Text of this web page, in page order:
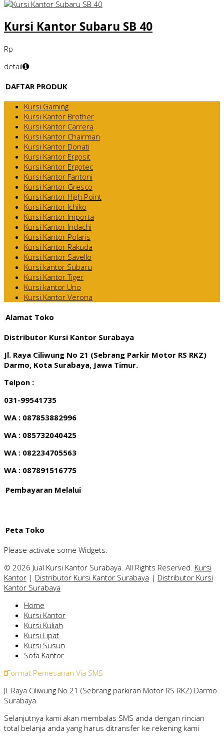
Kursi Kantor Subaru SB 40
Rp
detail
DAFTAR PRODUK
Kursi Gaming
Kursi Kantor Brother
Kursi Kantor Carrera
Kursi Kantor Chairman
Kursi Kantor Donati
Kursi Kantor Ergosit
Kursi Kantor Ergotec
Kursi Kantor Fantoni
Kursi Kantor Gresco
Kursi Kantor High Point
Kursi Kantor Ichiko
Kursi Kantor Importa
Kursi Kantor Indachi
Kursi Kantor Polaris
Kursi Kantor Rakuda
Kursi Kantor Savello
Kursi kantor Subaru
Kursi Kantor Tiger
Kursi kantor Uno
Kursi Kantor Verona
Alamat Toko
Distributor Kursi Kantor Surabaya
Jl. Raya Ciliwung No 21 (Sebrang Parkir Motor RS RKZ)
Darmo, Kota Surabaya, Jawa Timur.
Telpon :
031-99541735
WA : 087853882996
WA : 085732040425
WA : 082234705563
WA : 087891516775
Pembayaran Melalui
Peta Toko
Please activate some Widgets.
© 2026 Jual Kursi Kantor Surabaya. All Rights Reserved. Kursi
Kantor | Distributor Kursi Kantor Surabaya | Distributor Kursi
Kantor Surabaya
Home
Kursi Kantor
Kursi Kuliah
Kursi Lipat
Kursi Susun
Sofa Kantor
Format Pemesanan Via SMS
Jl. Raya Ciliwung No 21 (Sebrang parkiran Motor RS RKZ) Darmo
Surabaya
Selanjutnya kami akan membalas SMS anda dengan rincian
total belanja anda yang harus ditransfer ke rekening kami